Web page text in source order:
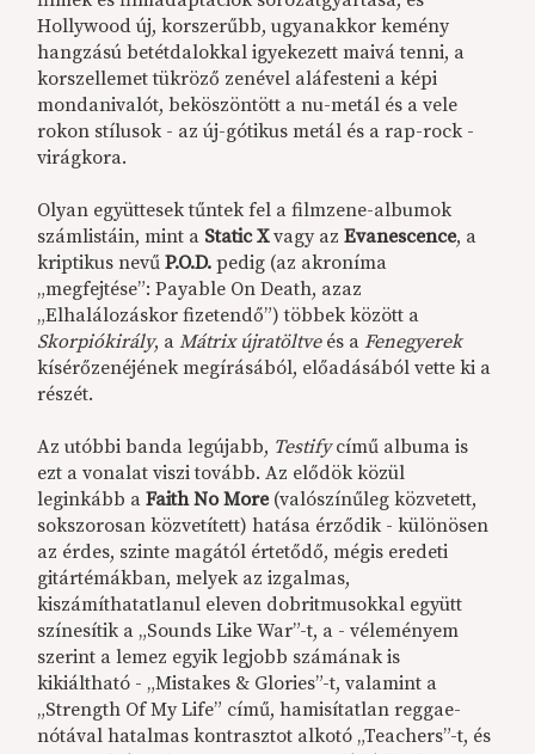
Hollywood új, korszerűbb, ugyanakkor kemény
hangzású betétdalokkal igyekezett maivá tenni, a
korszellemet tükröző zenével aláfesteni a képi
mondanivalót, beköszöntött a nu-metál és a vele
rokon stílusok - az új-gótikus metál és a rap-rock -
virágkora.
Olyan együttesek tűntek fel a filmzene-albumok
számlistáin, mint a Static Xvagy azEvanescence, a
kriptikus nevűP.O.D. pedig (az akroníma
„megfejtése”: Payable On Death, azaz
„Elhalálozáskor fizetendő”) többek között a
Skorpiókirály, aMátrix újratöltveés aFenegyerek
kísérőzenéjének megírásából, előadásából vette ki a
részét.
Az utóbbi banda legújabb, Testifycímű albuma is
ezt a vonalat viszi tovább. Az elődök közül
leginkább aFaith No More(valószínűleg közvetett,
sokszorosan közvetített) hatása érződik - különösen
az érdes, szinte magától értetődő, mégis eredeti
gitártémákban, melyek az izgalmas,
kiszámíthatatlanul eleven dobritmusokkal együtt
színesítik a „Sounds Like War”-t, a - véleményem
szerint a lemez egyik legjobb számának is
kikiáltható - „Mistakes & Glories”-t, valamint a
„Strength Of My Life” című, hamisítatlan reggae-
nótával hatalmas kontrasztot alkotó „Teachers”-t, és